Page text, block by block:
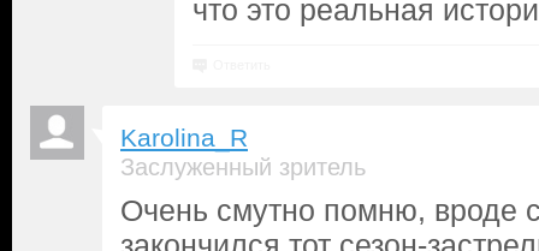
что это реальная
Karolina_R
Заслуженный зритель
Очень смутно помню, вроде